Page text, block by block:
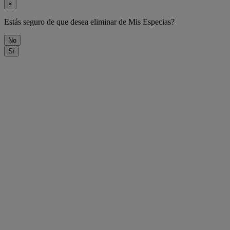
×
Estás seguro de que desea eliminarde Mis Especias?
No
Sí